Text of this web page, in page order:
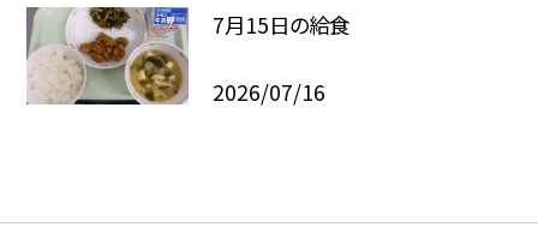
7月15日の給食
2026/07/16